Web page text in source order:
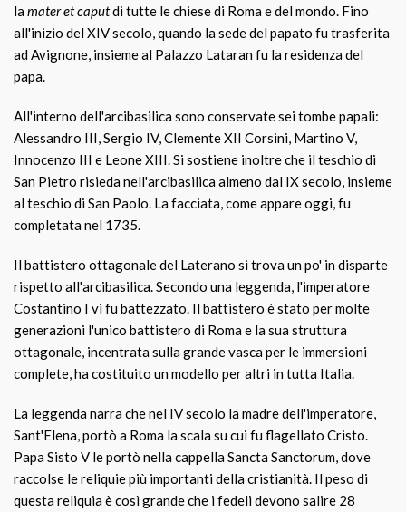
lamater et caputdi tutte le chiese di Roma e del mondo. Fino
all'inizio del XIV secolo, quando la sede del papato fu trasferita
ad Avignone, insieme al Palazzo Lataran fu la residenza del
papa.
All'interno dell'arcibasilica sono conservate sei tombe papali:
Alessandro III, Sergio IV, Clemente XII Corsini, Martino V,
Innocenzo III e Leone XIII. Si sostiene inoltre che il teschio di
San Pietro risieda nell'arcibasilica almeno dal IX secolo, insieme
al teschio di San Paolo. La facciata, come appare oggi, fu
completata nel 1735.
Il battistero ottagonale del Laterano si trova un po' in disparte
rispetto all'arcibasilica. Secondo una leggenda, l'imperatore
Costantino I vi fu battezzato. Il battistero è stato per molte
generazioni l'unico battistero di Roma e la sua struttura
ottagonale, incentrata sulla grande vasca per le immersioni
complete, ha costituito un modello per altri in tutta Italia.
La leggenda narra che nel IV secolo la madre dell'imperatore,
Sant'Elena, portò a Roma la scala su cui fu flagellato Cristo.
Papa Sisto V le portò nella cappella Sancta Sanctorum, dove
raccolse le reliquie più importanti della cristianità. Il peso di
questa reliquia è così grande che i fedeli devono salire 28